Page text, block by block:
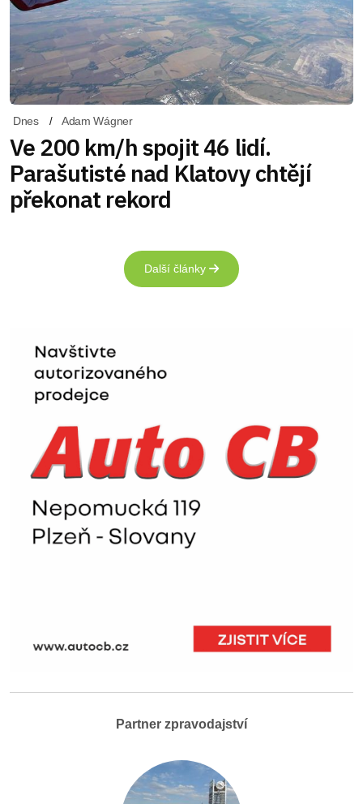
Dnes Adam Wágner
Ve 200 km/h spojit 46 lidí.
Parašutisté nad Klatovy chtějí
překonat rekord
Další články
Partner zpravodajství